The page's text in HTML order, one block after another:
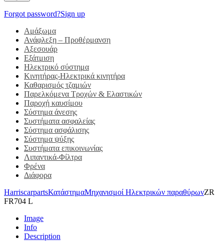
Forgot password?Sign up
Αμάξωμα
Ανάφλεξη – Προθέρμανση
Αξεσουάρ
Εξάτμιση
Ηλεκτρικό σύστημα
Κινητήρας-Ηλεκτρικά κινητήρα
Καθαρισμός τζαμιών
Παρελκόμενα Τροχών & Ελαστικών
Παροχή καυσίμου
Σύστημα άνεσης
Συστήματα ασφαλείας
Σύστημα ασφάλισης
Σύστημα ψύξης
Συστήματα επικοινωνίας
Λιπαντικά-Φίλτρα
Φρένα
Διάφορα
HarriscarpartsΚατάστημαΜηχανισμοί Ηλεκτρικών παραθύρωνZR
FR704 L
Image
Info
Description